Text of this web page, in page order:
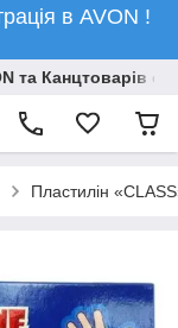
в AVON !
та Канцтоварів
Пластилін